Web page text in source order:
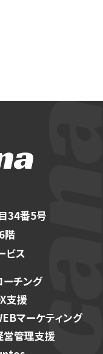
34番5号
階
ビス
ーチング
支援
マーケティング
営管理支援